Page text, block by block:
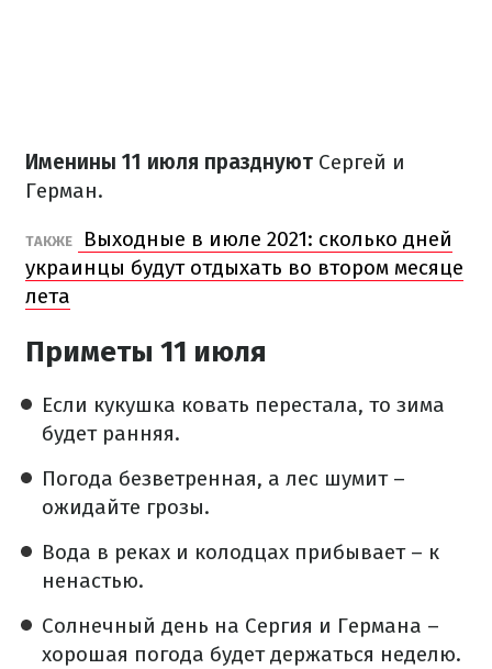
Именины 11 июля празднуют Сергей и
Герман.
ТАКЖЕ
Выходные в июле 2021: сколько дней
украинцы будут отдыхать во втором месяце
лета
Приметы 11 июля
Если кукушка ковать перестала, то зима
будет ранняя.
Погода безветренная, а лес шумит –
ожидайте грозы.
Вода в реках и колодцах прибывает – к
ненастью.
Солнечный день на Сергия и Германа –
хорошая погода будет держаться неделю.